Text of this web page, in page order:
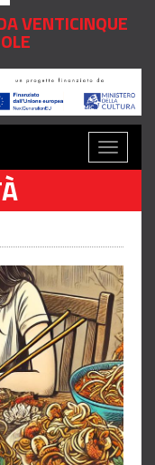
VENTICINQUE
Toggle